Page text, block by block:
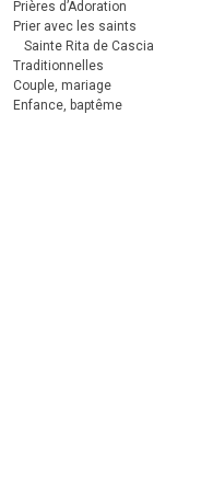
Prières d’Adoration
Prier avec les saints
Sainte Rita de Cascia
Traditionnelles
Couple, mariage
Enfance, baptême